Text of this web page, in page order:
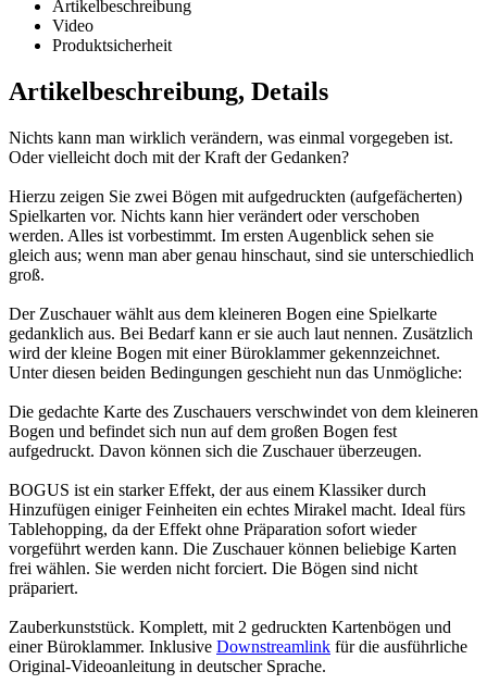
Artikelbeschreibung
Video
Produktsicherheit
Artikelbeschreibung, Details
Nichts kann man wirklich verändern, was einmal vorgegeben ist.
Oder vielleicht doch mit der Kraft der Gedanken?
Hierzu zeigen Sie zwei Bögen mit aufgedruckten (aufgefächerten)
Spielkarten vor. Nichts kann hier verändert oder verschoben
werden. Alles ist vorbestimmt. Im ersten Augenblick sehen sie
gleich aus; wenn man aber genau hinschaut, sind sie unterschiedlich
groß.
Der Zuschauer wählt aus dem kleineren Bogen eine Spielkarte
gedanklich aus. Bei Bedarf kann er sie auch laut nennen. Zusätzlich
wird der kleine Bogen mit einer Büroklammer gekennzeichnet.
Unter diesen beiden Bedingungen geschieht nun das Unmögliche:
Die gedachte Karte des Zuschauers verschwindet von dem kleineren
Bogen und befindet sich nun auf dem großen Bogen fest
aufgedruckt. Davon können sich die Zuschauer überzeugen.
BOGUS ist ein starker Effekt, der aus einem Klassiker durch
Hinzufügen einiger Feinheiten ein echtes Mirakel macht. Ideal fürs
Tablehopping, da der Effekt ohne Präparation sofort wieder
vorgeführt werden kann. Die Zuschauer können beliebige Karten
frei wählen. Sie werden nicht forciert. Die Bögen sind nicht
präpariert.
Zauberkunststück. Komplett, mit 2 gedruckten Kartenbögen und
einer Büroklammer. Inklusive Downstreamlink für die ausführliche
Original-Videoanleitung in deutscher Sprache.